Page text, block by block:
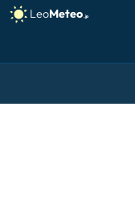
ECMWF